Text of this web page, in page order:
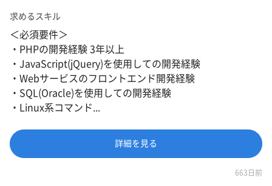
求めるスキル
＜必須要件＞
・PHPの開発経験 3年以上
・JavaScript(jQuery)を使用しての開発経験
・Webサービスのフロントエンド開発経験
・SQL(Oracle)を使用しての開発経験
・Linux系コマンド...
詳細を見る
663日前